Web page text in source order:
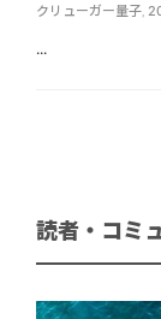
クリューガー量子
...
読者・コミ